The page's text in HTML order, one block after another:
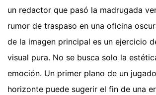
un redactor que pasó la madrugada
rumor de traspaso en una oficina
de la imagen principal es un ejercicio
visual pura. No se busca solo la
emoción. Un primer plano de un
horizonte puede sugerir el fin de una